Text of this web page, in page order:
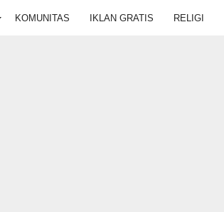
KOMUNITAS IKLAN GRATIS RELIGI